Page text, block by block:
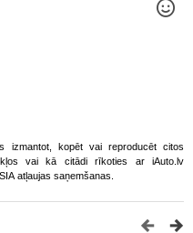
izmantot, kopēt vai reproducēt citos
vai kā citādi rīkoties ar iAuto.lv
atļaujas saņemšanas.